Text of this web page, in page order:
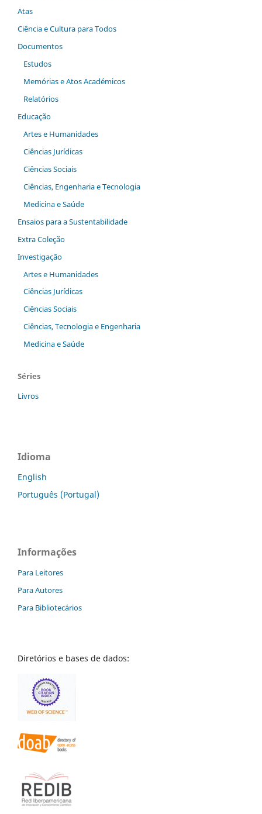
Atas
Ciência e Cultura para Todos
Documentos
Estudos
Memórias e Atos Académicos
Relatórios
Educação
Artes e Humanidades
Ciências Jurídicas
Ciências Sociais
Ciências, Engenharia e Tecnologia
Medicina e Saúde
Ensaios para a Sustentabilidade
Extra Coleção
Investigação
Artes e Humanidades
Ciências Jurídicas
Ciências Sociais
Ciências, Tecnologia e Engenharia
Medicina e Saúde
Séries
Livros
Idioma
English
Português (Portugal)
Informações
Para Leitores
Para Autores
Para Bibliotecários
Diretórios e bases de dados: